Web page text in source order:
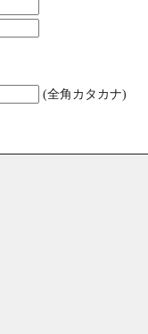
(全角カタカナ)